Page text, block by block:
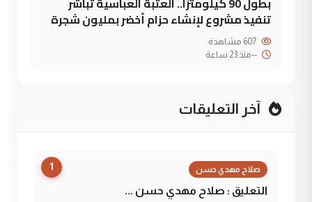
تنفيذ مشروع لإنشاء حزام أخضر بمليون شجرة
--منذ 23 ساعة
آخر التعليقات
1 صلاح مهدي حسن
التعليق : صلاح مهدي حسن ...